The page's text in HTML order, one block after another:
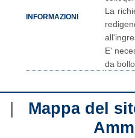
INFORMAZIONI
La
E'
da
Mappa del